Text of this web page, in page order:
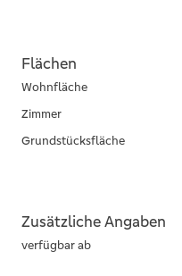
Flächen
Wohnfläche
Zimmer
Grundstücksfläche
Zusätzliche Angaben
verfügbar ab